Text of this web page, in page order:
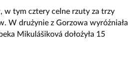
w tym cztery celne rzuty za trzy
W drużynie z Gorzowa wyróżniała
Mikulášiková dołożyła 15